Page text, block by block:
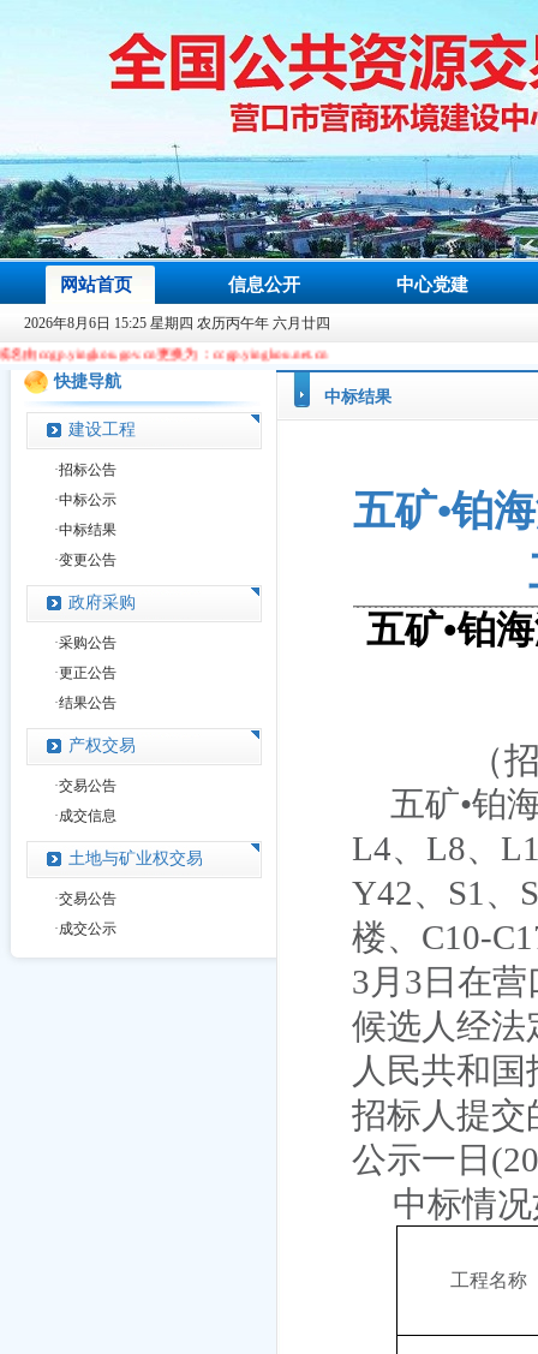
网站首页 信息公开 中心党建
2026年8月6日 15:25 星期四 农历丙午年 六月廿四
更换为：ccgp.yingkou.net.cn
快捷导航
建设工程
·招标公告
·中标公示
·中标结果
·变更公告
政府采购
·采购公告
·更正公告
·结果公告
产权交易
·交易公告
·成交信息
土地与矿业权交易
·交易公告
·成交公示
中标结果
五矿•铂
五矿•铂
（
五矿•铂
L4、 L8、
Y42、 S1 、
楼、 C10-
3 月 3 日在
候选人经法
人民共和
招标人提交
公示一日
中标情
工程名称